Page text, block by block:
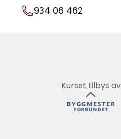
934 06 462
Kurset tilbys av